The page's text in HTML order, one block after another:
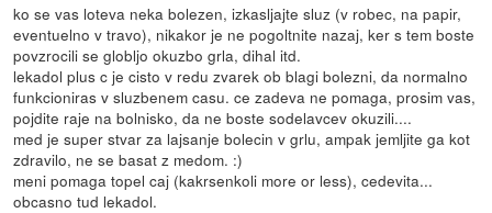
ko se vas loteva neka bolezen, izkasljajte sluz (v robec, na papir,
eventuelno v travo), nikakor je ne pogoltnite nazaj, ker s tem boste
povzrocili se globljo okuzbo grla, dihal itd.
lekadol plus c je cisto v redu zvarek ob blagi bolezni, da normalno
funkcioniras v sluzbenem casu. ce zadeva ne pomaga, prosim vas,
pojdite raje na bolnisko, da ne boste sodelavcev okuzili....
med je super stvar za lajsanje bolecin v grlu, ampak jemljite ga kot
zdravilo, ne se basat z medom. :)
meni pomaga topel caj (kakrsenkoli more or less), cedevita...
obcasno tud lekadol.